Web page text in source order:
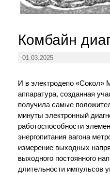
Комбайн
01.03.2025
И в электродепо «Сокол»
аппаратура, созданная
получила самые
минуты электронный
работоспособности
энергопитания вагона
измерение выходных
выходного постоянного
длительности импульсов